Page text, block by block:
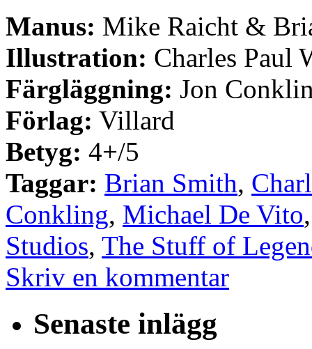
Manus: Mike Raicht &
Illustration: Charles Paul
Färgläggning: Jon
Förlag: Villard
Betyg: 4+/5
Taggar: Brian Smith,
Conkling, Michael De Vito
Studios, The Stuff of
Skriv en kommentar
Senaste inlägg